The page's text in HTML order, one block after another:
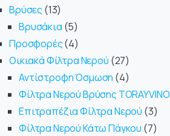
Βρύσες 13
Βρυσάκια 5
Προσφορές 4
Οικιακά Φίλτρα Νερού 27
Αντίστροφη Όσμωση 4
Φίλτρα Νερού Βρύσης TORAYVINO
Επιτραπέζια Φίλτρα Νερού 3
Φίλτρα Νερού Κάτω Πάγκου 7